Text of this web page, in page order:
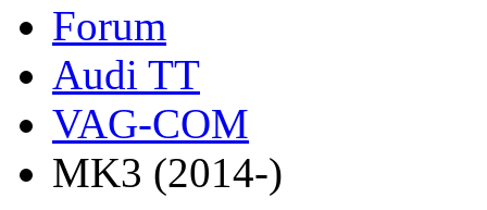
Forum
Audi TT
VAG-COM
MK3 (2014-)